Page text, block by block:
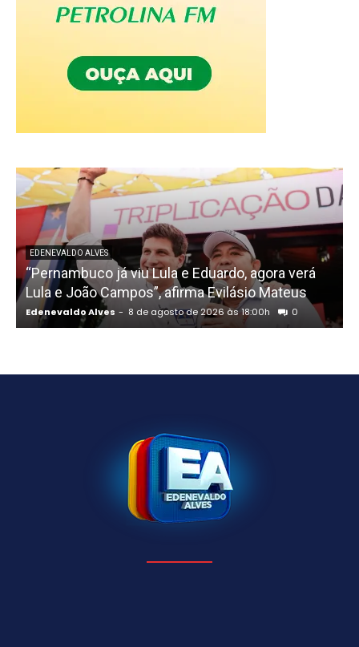
EDENEVALDO ALVES
“Pernambuco já viu Lula e Eduardo, agora verá
Lula e João Campos”, afirma Evilásio Mateus
Edenevaldo Alves - 8 de agosto de 2026 às 18:00h 0